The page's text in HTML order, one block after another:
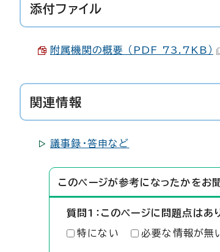
添付ファイル
附属機関の概要 （PDF 73.7KB）
関連情報
議事録・答申など
このページが参考になったかをお
質問1：このページに問題点はあ
特にない 必要な情報が無